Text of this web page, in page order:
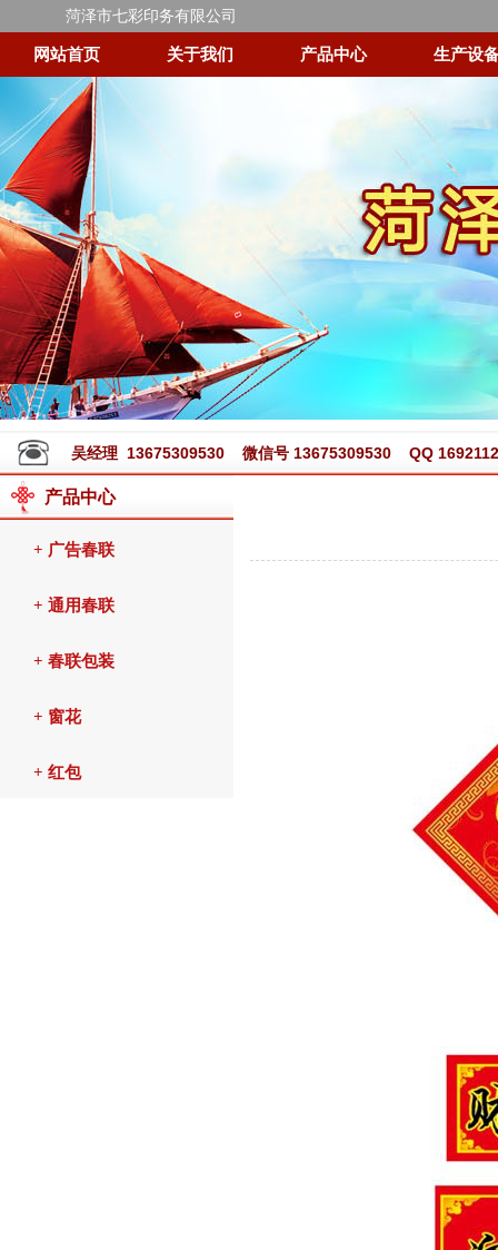
菏泽市七彩印务有限公司
网站首页 关于我们 产品中心 生产设
吴经理 13675309530 微信号 13675309530 QQ
产品中心
+ 广告春联
+ 通用春联
+ 春联包装
+ 窗花
+ 红包